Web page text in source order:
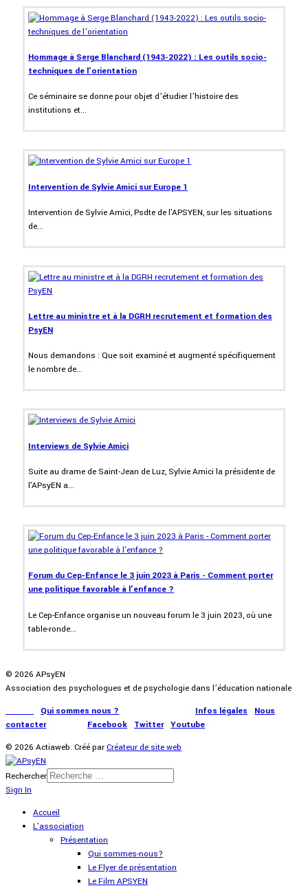
Hommage à Serge Blanchard (1943-2022) : Les outils socio-
techniques de l’orientation
Ce séminaire se donne pour objet d’étudier l’histoire des
institutions et...
Intervention de Sylvie Amici sur Europe 1
Intervention de Sylvie Amici, Psdte de l'APSYEN, sur les situations
de...
Lettre au ministre et à la DGRH recrutement et formation des
PsyEN
Nous demandons : Que soit examiné et augmenté spécifiquement
le nombre de...
Interviews de Sylvie Amici
Suite au drame de Saint-Jean de Luz, Sylvie Amici la présidente de
l'APsyEN a...
Forum du Cep-Enfance le 3 juin 2023 à Paris - Comment porter
une politique favorable à l'enfance ?
Le Cep-Enfance organise un nouveau forum le 3 juin 2023, où une
table-ronde...
© 2026 APsyEN
Association des psychologues et de psychologie dans l’éducation nationale
Qui sommes nous ? Infos légales
Nous
contacter| Facebook Twitter| Youtube
© 2026 Actiaweb. Créé parCréateur de site web
Rechercher
Sign In
Accueil
L'association
Présentation
Qui sommes-nous?
Le Flyer de présentation
Le Film APSYEN